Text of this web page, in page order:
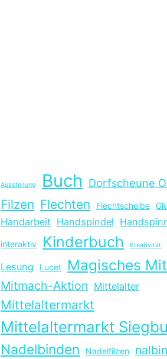
Ausstellung Buch Dorfscheune
Filzen Flechten Flechtscheibe
Handarbeit Handspindel
interaktiv Kinderbuch Kreativität
Lesung Lucet Magisches
Mitmach-Aktion Mittelalter
Mittelaltermarkt
Mittelaltermarkt
Nadelbinden Nadelfilzen